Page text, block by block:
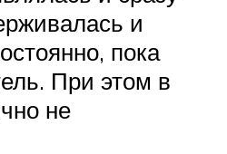
и
пока
При этом в
не